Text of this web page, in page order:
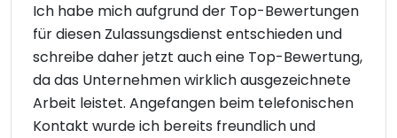
Ich habe mich aufgrund der Top-Bewertungen
für diesen Zulassungsdienst entschieden und
schreibe daher jetzt auch eine Top-Bewertung,
da das Unternehmen wirklich ausgezeichnete
Arbeit leistet. Angefangen beim telefonischen
Kontakt wurde ich bereits freundlich und